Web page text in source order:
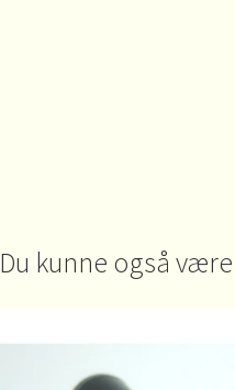
Du kunne også